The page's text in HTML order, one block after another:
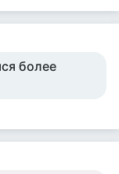
более